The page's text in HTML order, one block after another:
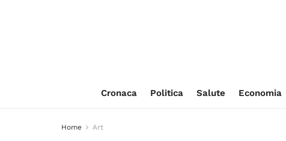
Cronaca Politica Salute Economia
Home Art